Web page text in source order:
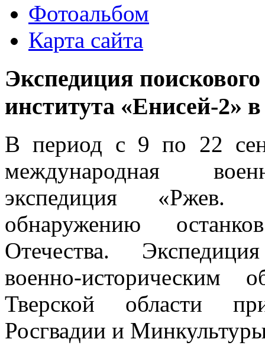
Фотоальбом
Карта сайта
Экспедиция
института «Енисей-2»
В период с 9 по 22
международная
экспедиция
обнаружению
Отечества.
военно-историческим
Тверской области
Росгвадии и